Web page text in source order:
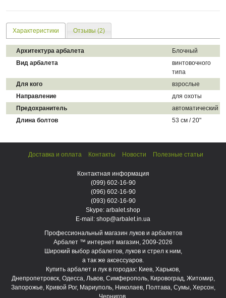
Характеристики Отзывы (2)
Архитектура арбалета
Блочный
Вид арбалета
винтовочного
типа
Для кого
взрослые
Направление
для охоты
Предохранитель
автоматический
Длина болтов
53 см / 20"
Профессиональный магазин луков и арбалетов
Арбалет ™ интернет магазин, 2009-2026
Широкий выбор арбалетов, луков и стрел к ним,
а так же аксессуаров.
Купить арбалет и лук в городах: Киев, Харьков,
Днепропетровск, Одесса, Львов, Симферополь, Кировоград, Житомир,
Запорожье, Кривой Рог, Мариуполь, Николаев, Полтава, Сумы, Херсон,
Чернигов.
Доставка и оплата Контакты Новости Полезные статьи
Контактная информация
(099) 602-16-90
(096) 602-16-90
(093) 602-16-90
Skype: arbalet.shop
E-mail: shop@arbalet.in.ua